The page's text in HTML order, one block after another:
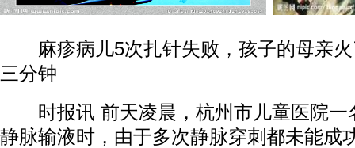
麻疹病儿5次扎针失败，孩子的母亲火
三分钟
时报讯 前天凌晨，杭州市儿童医院一
静脉输液时，由于多次静脉穿刺都未能成